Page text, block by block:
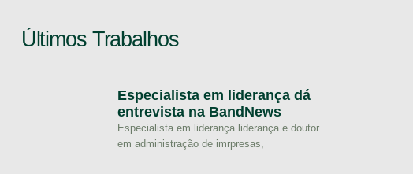
Últimos Trabalhos
Especialista em liderança dá
entrevista na BandNews
Especialista em liderança liderança e doutor
em administração de imrpresas,